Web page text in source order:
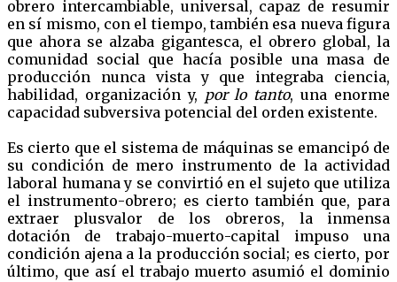
obrero intercambiable, universal, capaz de resumir
en sí mismo, con el tiempo, también esa nueva figura
que ahora se alzaba gigantesca, el obrero global, la
comunidad social que hacía posible una masa de
producción nunca vista y que integraba ciencia,
habilidad, organización y, por lo tanto, una enorme
capacidad subversiva potencial del orden existente.
Es cierto que el sistema de máquinas se emancipó de
su condición de mero instrumento de la actividad
laboral humana y se convirtió en el sujeto que utiliza
el instrumento-obrero; es cierto también que, para
extraer plusvalor de los obreros, la inmensa
dotación de trabajo-muerto-capital impuso una
condición ajena a la producción social; es cierto, por
último, que así el trabajo muerto asumió el dominio